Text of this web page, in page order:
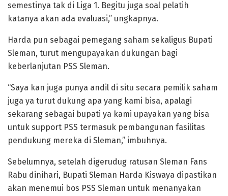
semestinya tak di Liga 1. Begitu juga soal pelatih
katanya akan ada evaluasi,” ungkapnya.
Harda pun sebagai pemegang saham sekaligus Bupati
Sleman, turut mengupayakan dukungan bagi
keberlanjutan PSS Sleman.
“Saya kan juga punya andil di situ secara pemilik saham
juga ya turut dukung apa yang kami bisa, apalagi
sekarang sebagai bupati ya kami upayakan yang bisa
untuk support PSS termasuk pembangunan fasilitas
pendukung mereka di Sleman,” imbuhnya.
Sebelumnya, setelah digerudug ratusan Sleman Fans
Rabu dinihari, Bupati Sleman Harda Kiswaya dipastikan
akan menemui bos PSS Sleman untuk menanyakan